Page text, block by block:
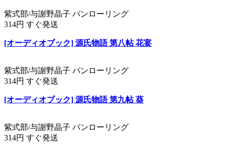
紫式部/与謝野晶子 パンローリング
314円 すぐ発送
[オーディオブック] 源氏物語 第八帖 花宴
紫式部/与謝野晶子 パンローリング
314円 すぐ発送
[オーディオブック] 源氏物語 第九帖 葵
紫式部/与謝野晶子 パンローリング
314円 すぐ発送